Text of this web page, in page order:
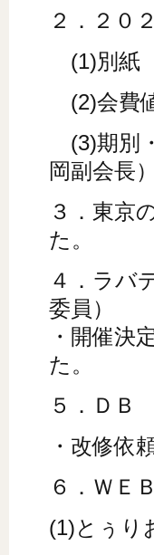
２．２０
(1)別紙
(2)会費
(3)期別
岡副会長）
３．東京
た。
４．ラバ
委員）
・開催決
た。
５．ＤＢ
・改修依
６．ＷＥ
(1)とぅり